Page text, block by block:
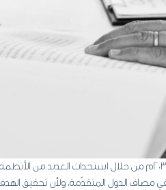
نظراً لما تشهدُه المملكة من إصلاحات تشريعية كبرى في إطار تحقيق
في مصاف الدول المتقدّمة، ولأن تحقيق